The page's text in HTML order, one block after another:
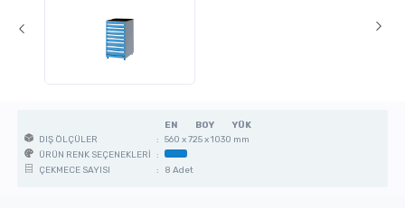
EN BOY
YÜK
DIŞ ÖLÇÜLER
: 560 x 725 x 1030 mm
ÜRÜN RENK SEÇENEKLERİ :
ÇEKMECE SAYISI
: 8 Adet